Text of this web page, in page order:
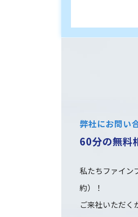
弊社にお問い
60分の無料
私たちファイン
約）！
ご来社いただく